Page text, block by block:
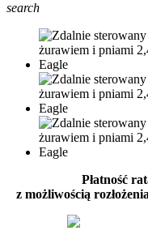
search
Płatność
z możliwością